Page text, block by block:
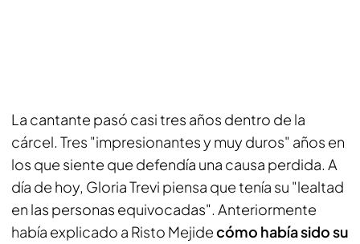
La cantante pasó casi tres años dentro de la
cárcel. Tres "impresionantes y muy duros" años en
los que siente que defendía una causa perdida. A
día de hoy, Gloria Trevi piensa que tenía su "lealtad
en las personas equivocadas". Anteriormente
había explicado a Risto Mejidecómo había sido su